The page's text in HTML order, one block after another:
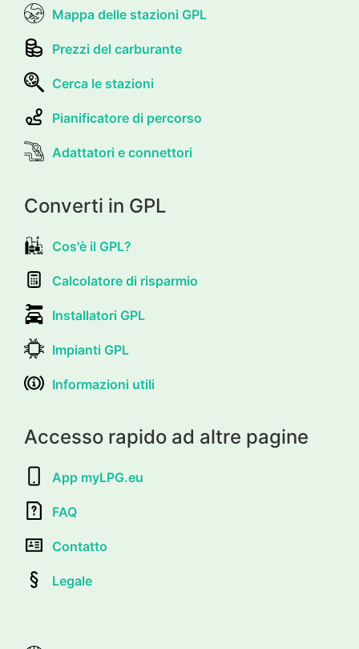
Mappa delle stazioni GPL
Prezzi del carburante
Cerca le stazioni
Pianificatore di percorso
Adattatori e connettori
Converti in GPL
Cos'è il GPL?
Calcolatore di risparmio
Installatori GPL
Impianti GPL
Informazioni utili
Accesso rapido ad altre pagine
App myLPG.eu
FAQ
Contatto
Legale